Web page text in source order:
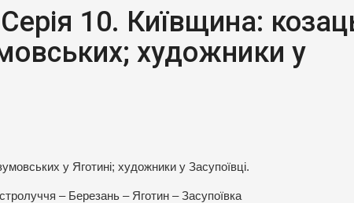
10. Київщина:
художники у
у Яготині; художники у Засупоївці.
– Березань – Яготин – Засупоївка